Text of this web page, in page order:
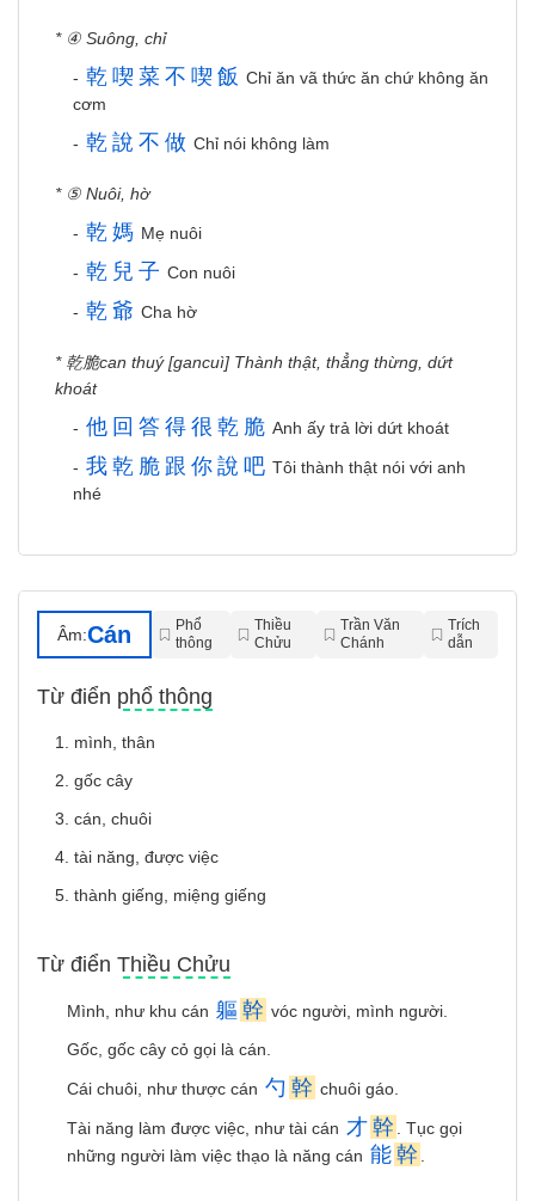
* ④ Suông, chỉ
- 乾 喫 菜 不 喫 飯 Chỉ ăn vã thức ăn chứ không ăn
cơm
- 乾 說 不 做 Chỉ nói không làm
* ⑤ Nuôi, hờ
- 乾 媽 Mẹ nuôi
- 乾 兒 子 Con nuôi
- 乾 爺 Cha hờ
* 乾脆can thuý [gancuì] Thành thật, thẳng thừng, dứt
khoát
- 他 回 答 得 很 乾 脆 Anh ấy trả lời dứt khoát
- 我 乾 脆 跟 你 說 吧 Tôi thành thật nói với anh
nhé
Âm:Cán
Phổ
thông
Thiều
Chửu
Trần Văn
Chánh
Trích
dẫn
Từ điển phổ thông
1. mình, thân
2. gốc cây
3. cán, chuôi
4. tài năng, được việc
5. thành giếng, miệng giếng
Từ điển Thiều Chửu
Mình, như khu cán 軀 幹 vóc người, mình người.
Gốc, gốc cây cỏ gọi là cán.
Cái chuôi, như thược cán 勺 幹 chuôi gáo.
Tài năng làm được việc, như tài cán 才 幹
. Tục gọi
những người làm việc thạo là năng cán 能 幹